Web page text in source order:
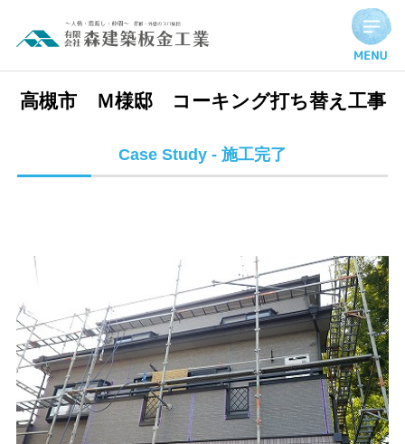
高槻市 Ｍ様邸 コーキング打ち替え工事 | 施工完了実績
高槻市 Ｍ様邸 コーキング打ち替え工事
Case Study - 施工完了